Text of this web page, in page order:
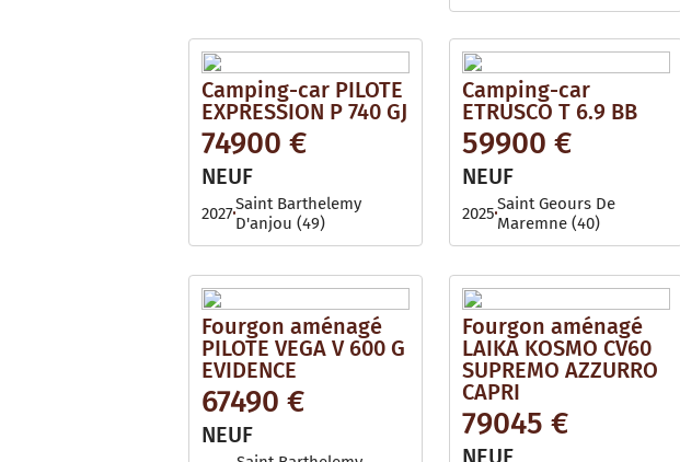
Camping-car PILOTE
EXPRESSION P 740 GJ
74900 €
NEUF
2027Saint Barthelemy
D'anjou (49)
Camping-car
ETRUSCO T 6.9 BB
59900 €
NEUF
2025Saint Geours De
Maremne (40)
Fourgon aménagé
PILOTE VEGA V 600 G
EVIDENCE
67490 €
NEUF
Fourgon aménagé
LAIKA KOSMO CV60
SUPREMO AZZURRO
CAPRI
79045 €
NEUF